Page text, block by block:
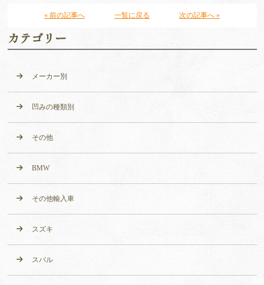
« 前の記事へ 一覧に戻る 次の記事へ »
カテゴリー
メーカー別
凹みの種類別
その他
BMW
その他輸入車
スズキ
スバル